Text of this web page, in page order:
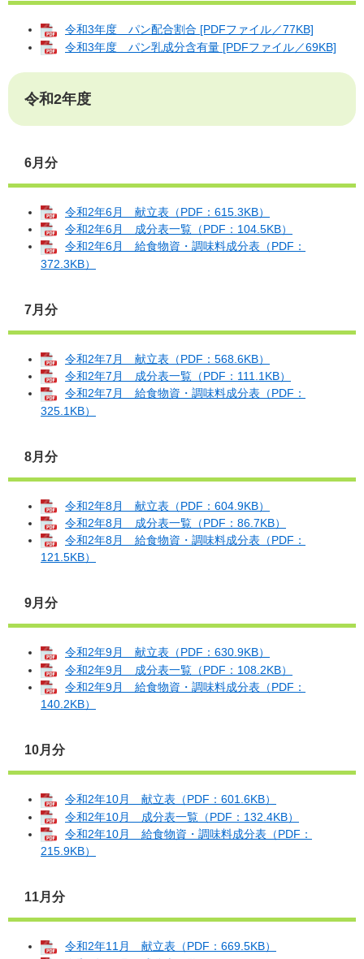
令和3年度 パン配合割合 [PDFファイル／77KB]
令和3年度 パン乳成分含有量 [PDFファイル／69KB]
令和2年度
6月分
令和2年6月 献立表（PDF：615.3KB）
令和2年6月 成分表一覧（PDF：104.5KB）
令和2年6月 給食物資・調味料成分表（PDF：
372.3KB）
7月分
令和2年7月 献立表（PDF：568.6KB）
令和2年7月 成分表一覧（PDF：111.1KB）
令和2年7月 給食物資・調味料成分表（PDF：
325.1KB）
8月分
令和2年8月 献立表（PDF：604.9KB）
令和2年8月 成分表一覧（PDF：86.7KB）
令和2年8月 給食物資・調味料成分表（PDF：
121.5KB）
9月分
令和2年9月 献立表（PDF：630.9KB）
令和2年9月 成分表一覧（PDF：108.2KB）
令和2年9月 給食物資・調味料成分表（PDF：
140.2KB）
10月分
令和2年10月 献立表（PDF：601.6KB）
令和2年10月 成分表一覧（PDF：132.4KB）
令和2年10月 給食物資・調味料成分表（PDF：
215.9KB）
11月分
令和2年11月 献立表（PDF：669.5KB）